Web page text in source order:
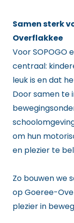
Samen sterk
Overflakkee
Voor SOPOGO
centraal:
leuk is en dat
Door samen te
om hun
en plezier te
Zo bouwen we
op Goeree-
plezier in